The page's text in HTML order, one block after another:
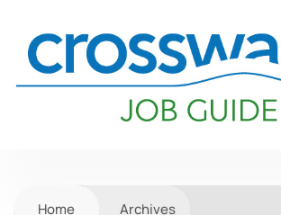
Home Archives